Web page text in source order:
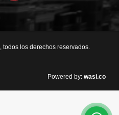
, todos los derechos reservados.
Powered by: wasi.co